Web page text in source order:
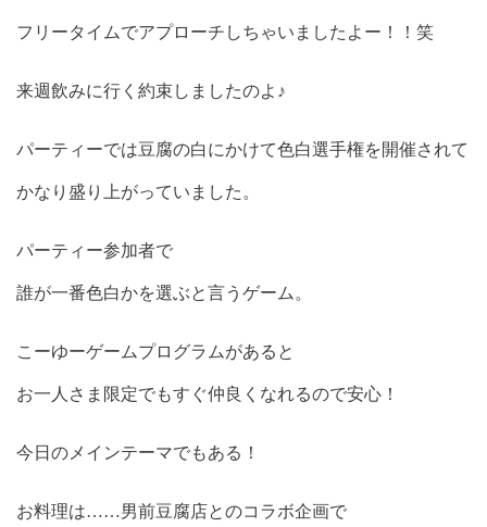
フリータイムでアプローチしちゃいましたよー！！笑
来週飲みに行く約束しましたのよ♪
パーティーでは豆腐の白にかけて色白選手権を開催されて
かなり盛り上がっていました。
パーティー参加者で
誰が一番色白かを選ぶと言うゲーム。
こーゆーゲームプログラムがあると
お一人さま限定でもすぐ仲良くなれるので安心！
今日のメインテーマでもある！
お料理は……男前豆腐店とのコラボ企画で